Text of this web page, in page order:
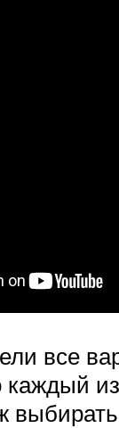
все
каждый